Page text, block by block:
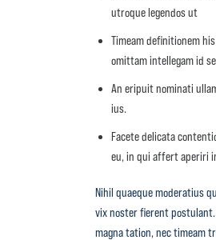
utroque legendos ut
Timeam definitionem
omittam intellegam id
An eripuit nominati
ius.
Facete delicata
eu, in qui affert aperiri
Nihil quaeque moderatius
vix noster fierent
magna tation, nec timeam